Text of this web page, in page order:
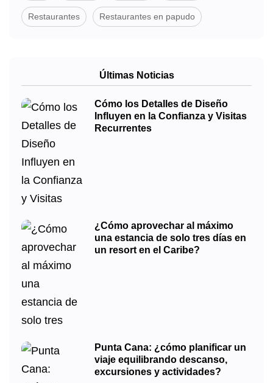
Restaurantes Restaurantes en papudo
Últimas Noticias
Cómo los Detalles de Diseño
Influyen en la Confianza y Visitas
Recurrentes
¿Cómo aprovechar al máximo
una estancia de solo tres días en
un resort en el Caribe?
Punta Cana: ¿cómo planificar un
viaje equilibrando descanso,
excursiones y actividades?